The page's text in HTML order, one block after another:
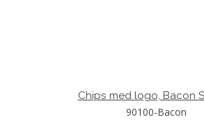
Chips med logo, Bacon
90100-Bacon